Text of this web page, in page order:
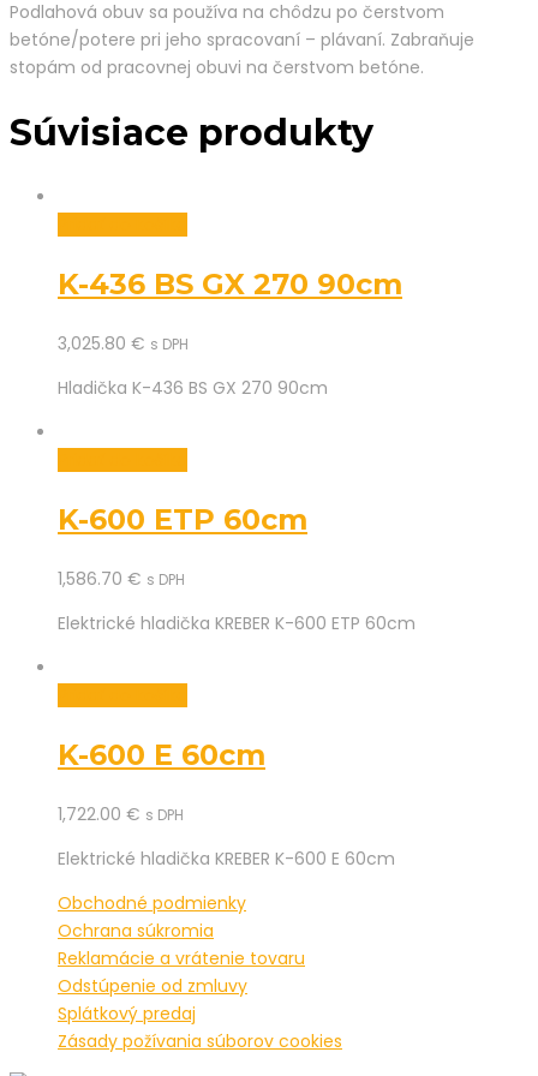
Podlahová obuv sa používa na chôdzu po čerstvom
betóne/potere pri jeho spracovaní – plávaní. Zabraňuje
stopám od pracovnej obuvi na čerstvom betóne.
Súvisiace produkty
K-436 BS GX 270 90cm
3,025.80 € s DPH
Hladička K-436 BS GX 270 90cm
K-600 ETP 60cm
1,586.70 € s DPH
Elektrické hladička KREBER K-600 ETP 60cm
K-600 E 60cm
1,722.00 € s DPH
Elektrické hladička KREBER K-600 E 60cm
Obchodné podmienky
Ochrana súkromia
Reklamácie a vrátenie tovaru
Odstúpenie od zmluvy
Splátkový predaj
Zásady požívania súborov cookies